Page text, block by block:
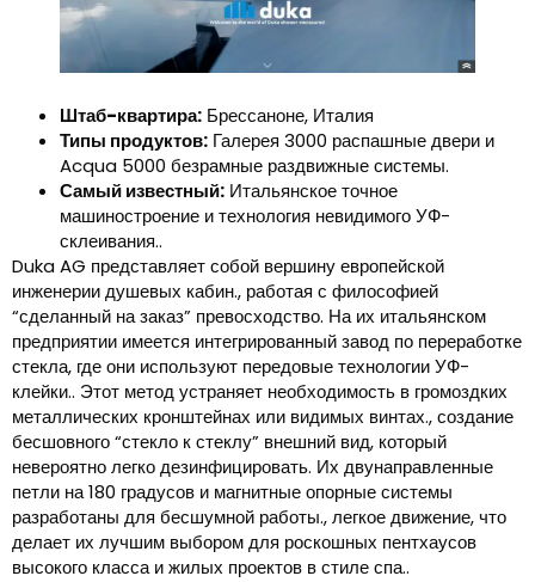
Штаб-квартира: Брессаноне, Италия
Типы продуктов: Галерея 3000 распашные двери и
Acqua 5000 безрамные раздвижные системы.
Самый известный: Итальянское точное
машиностроение и технология невидимого УФ-
склеивания..
Duka AG представляет собой вершину европейской
инженерии душевых кабин., работая с философией
“сделанный на заказ” превосходство. На их итальянском
предприятии имеется интегрированный завод по переработке
стекла, где они используют передовые технологии УФ-
клейки.. Этот метод устраняет необходимость в громоздких
металлических кронштейнах или видимых винтах., создание
бесшовного “стекло к стеклу” внешний вид, который
невероятно легко дезинфицировать. Их двунаправленные
петли на 180 градусов и магнитные опорные системы
разработаны для бесшумной работы., легкое движение, что
делает их лучшим выбором для роскошных пентхаусов
высокого класса и жилых проектов в стиле спа..